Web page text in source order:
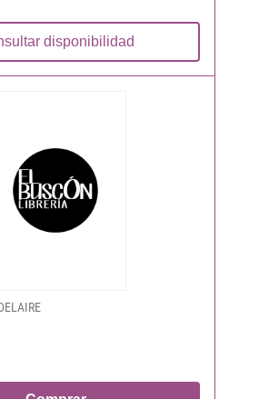
disponibilidad